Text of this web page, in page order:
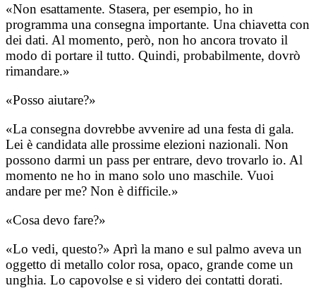
«Non esattamente. Stasera, per esempio, ho in
programma una consegna importante. Una chiavetta con
dei dati. Al momento, però, non ho ancora trovato il
modo di portare il tutto. Quindi, probabilmente, dovrò
rimandare.»
«Posso aiutare?»
«La consegna dovrebbe avvenire ad una festa di gala.
Lei è candidata alle prossime elezioni nazionali. Non
possono darmi un pass per entrare, devo trovarlo io. Al
momento ne ho in mano solo uno maschile. Vuoi
andare per me? Non è difficile.»
«Cosa devo fare?»
«Lo vedi, questo?» Aprì la mano e sul palmo aveva un
oggetto di metallo color rosa, opaco, grande come un
unghia. Lo capovolse e si videro dei contatti dorati.